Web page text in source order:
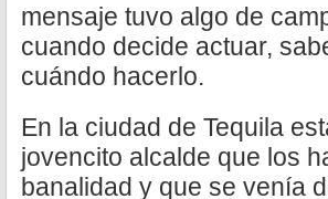
mensaje tuvo algo de
cuando decide actuar,
cuándo hacerlo.
En la ciudad de Tequila
jovencito alcalde que los
banalidad y que se venía